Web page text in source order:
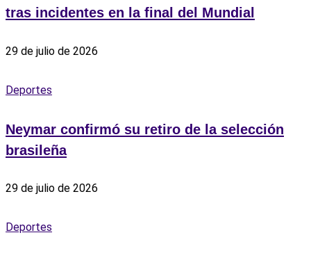
tras incidentes en la final del Mundial
29 de julio de 2026
Deportes
Neymar confirmó su retiro de la selección
brasileña
29 de julio de 2026
Deportes